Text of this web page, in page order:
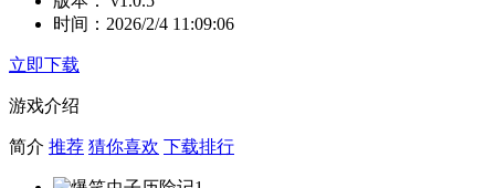
时间： 2026/2/4 11:09:06
立即下载
游戏介绍
简介 推荐 猜你喜欢 下载排行